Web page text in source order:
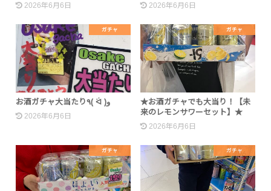
2026年6月6日 2026年6月6日
ガチャ
お酒ガチャ大当たり٩( ᐛ )و
2026年6月6日
ガチャ
★お酒ガチャでも大当り！【未
来のレモンサワーセット】★
2026年6月6日
ガチャ ガチャ